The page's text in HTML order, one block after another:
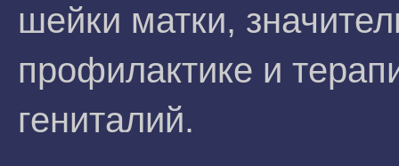
шейки матки,
профилактике и
гениталий.